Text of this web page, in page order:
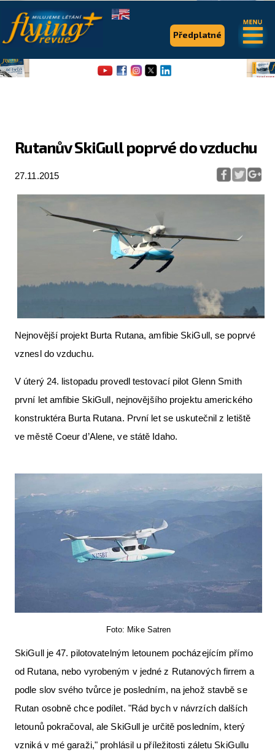
Rutanův SkiGull poprvé do vzduchu
27.11.2015
Nejnovější projekt Burta Rutana, amfibie SkiGull, se poprvé
vznesl do vzduchu.
V úterý 24. listopadu provedl testovací pilot Glenn Smith
první let amfibie SkiGull, nejnovějšího projektu amerického
konstruktéra Burta Rutana. První let se uskutečnil z letiště
ve městě Coeur d’Alene, ve státě Idaho.
Foto: Mike Satren
SkiGull je 47. pilotovatelným letounem pocházejícím přímo
od Rutana, nebo vyrobeným v jedné z Rutanových firrem a
podle slov svého tvůrce je posledním, na jehož stavbě se
Rutan osobně chce podílet. "Rád bych v návrzích dalších
letounů pokračoval, ale SkiGull je určitě posledním, který
vzniká v mé garaži," prohlásil u příležitosti záletu SkiGullu
Předplatné
.
Pro piloty
Série & speciály
Letecká videa
Aktuální FR + archiv
Letecká muzea
The SAFE Guide app
Inzerujte s námi